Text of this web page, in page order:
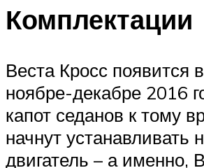
Комплектации
Веста Кросс появится
ноябре-декабре 2016
капот седанов к тому
начнут устанавливать
двигатель – а именно,